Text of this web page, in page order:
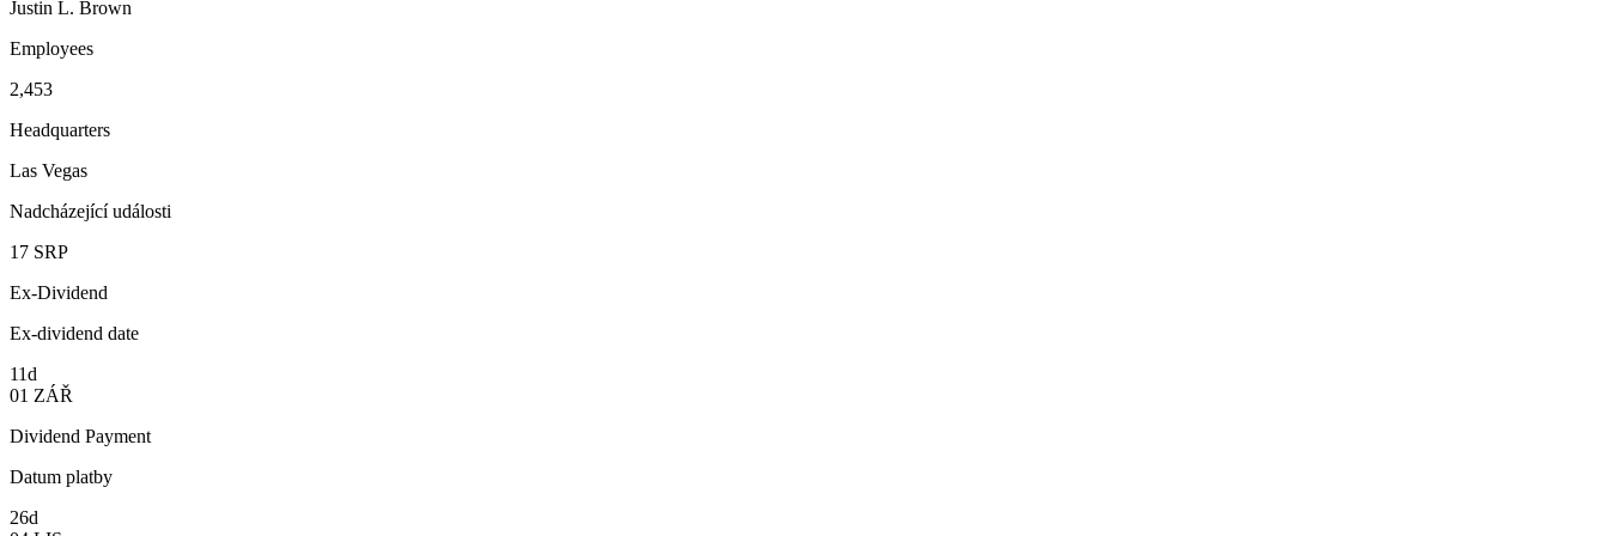
Justin L. Brown
Employees
2,453
Headquarters
Las Vegas
Nadcházející události
17 SRP
Ex-Dividend
Ex-dividend date
11d
01 ZÁŘ
Dividend Payment
Datum platby
26d